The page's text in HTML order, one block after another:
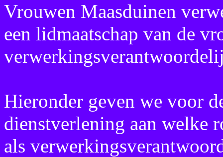
Vrouwen Maasduinen
een lidmaatschap van de
Hieronder geven we voor
dienstverlening aan welke
als